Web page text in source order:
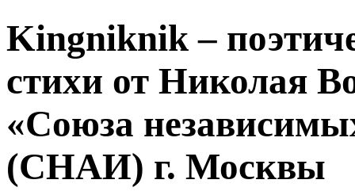
Kingniknik –
стихи от Николая
«Союза
(СНАИ) г. Москвы